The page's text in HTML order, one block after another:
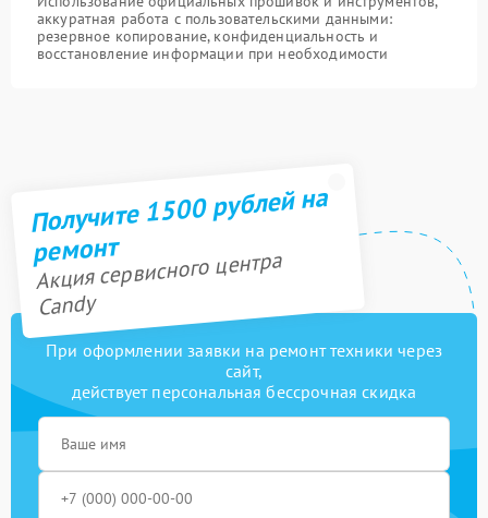
аккуратная работа с пользовательскими данными:
резервное копирование, конфиденциальность и
восстановление информации при необходимости
Получите 1500 рублей на
ремонт
Акция сервисного центра
Candy
При оформлении заявки на ремонт техники через
сайт,
действует персональная бессрочная скидка